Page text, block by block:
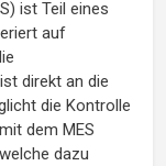
ist Teil eines
auf
direkt an die
die Kontrolle
dem MES
dazu